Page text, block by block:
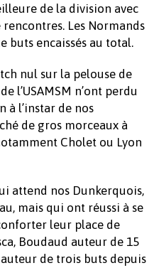
de la division avec
Les Normands
buts encaissés au total.
nul sur la pelouse de
l’USAMSM n’ont perdu
à l’instar de nos
de gros morceaux à
Cholet ou Lyon
attend nos Dunkerquois,
mais qui ont réussi à se
leur place de
Boudaud auteur de 15
de trois buts depuis